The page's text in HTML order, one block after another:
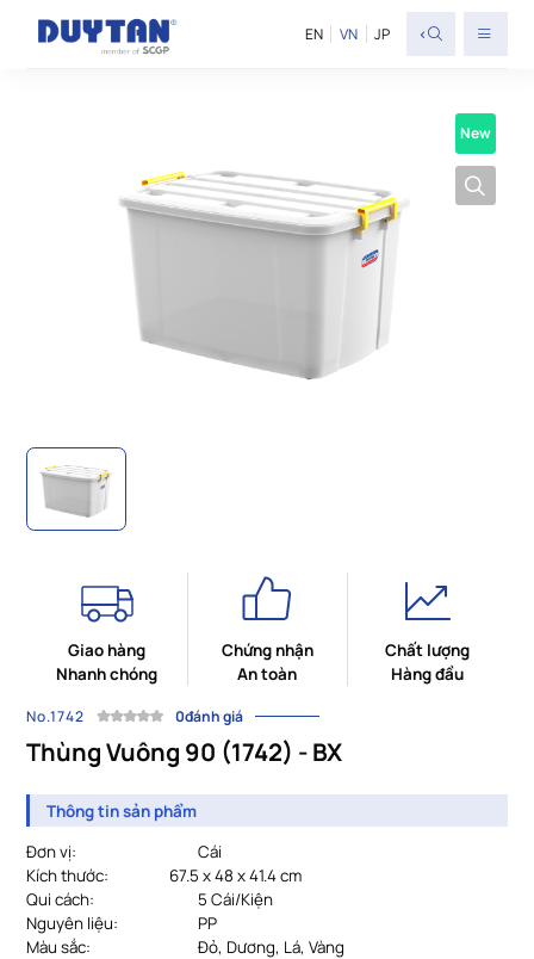
EN VN JP <
New
Giao hàng
Nhanh chóng
Chứng nhận
An toàn
Chất lượng
Hàng đầu
No.1742 0đánh giá
Thùng Vuông 90 (1742) - BX
Thông tin sản phẩm
Đơn vị:
Cái
Kích thước:
67.5 x 48 x 41.4 cm
Qui cách:
5 Cái/Kiện
Nguyên liệu:
PP
Màu sắc:
Đỏ, Dương, Lá, Vàng